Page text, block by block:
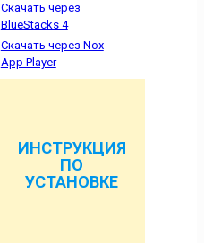
Скачать через
BlueStacks 4
Скачать через Nox
App Player
ИНСТРУКЦИЯ
ПО
УСТАНОВКЕ